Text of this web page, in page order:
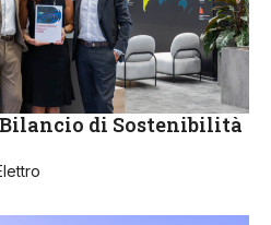
di Sostenibilità